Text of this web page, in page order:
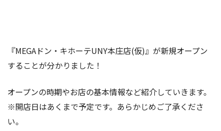
『MEGAドン・キホーテUNY本庄店(仮)』が新規オープン
することが分かりました！
オープンの時期やお店の基本情報など紹介していきます。
※開店日はあくまで予定です。あらかじめご了承くださ
い。